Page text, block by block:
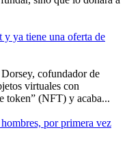
y ya tiene una oferta de
cofundador de
virtuales con
token” (NFT) y acaba...
por primera vez